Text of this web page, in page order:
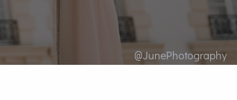
@JunePhotography